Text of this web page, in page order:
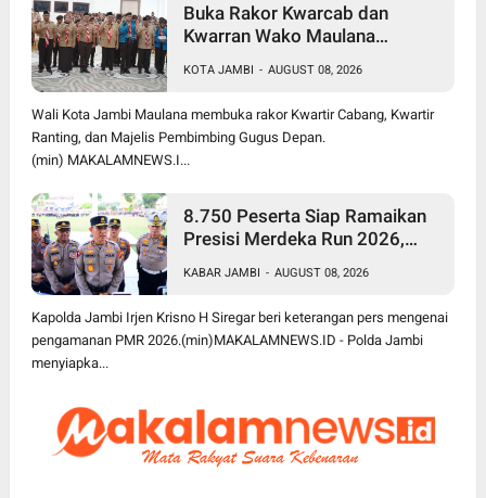
Buka Rakor Kwarcab dan
Kwarran Wako Maulana
Kemas Faried Targetkan 1.000
Pramuka Garuda
KOTA JAMBI - AUGUST 08, 2026
Wali Kota Jambi Maulana membuka rakor Kwartir Cabang, Kwartir
Ranting, dan Majelis Pembimbing Gugus Depan.
(min) MAKALAMNEWS.I...
8.750 Peserta Siap Ramaikan
Presisi Merdeka Run 2026,
Personel untuk Pengamanan
KABAR JAMBI - AUGUST 08, 2026
Kapolda Jambi Irjen Krisno H Siregar beri keterangan pers mengenai
pengamanan PMR 2026.(min)MAKALAMNEWS.ID - Polda Jambi
menyiapka...